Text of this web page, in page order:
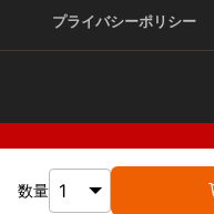
数量
プライバシーポリシー